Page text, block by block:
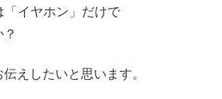
イヤホン」だけで
えしたいと思います。